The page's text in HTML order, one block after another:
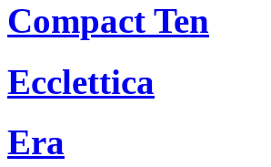
Compact Ten
Ecclettica
Era